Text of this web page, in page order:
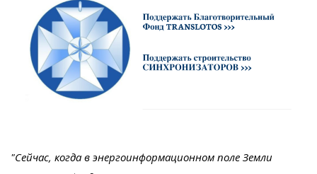
"Сейчас, когда в энергоинформационном поле Земли